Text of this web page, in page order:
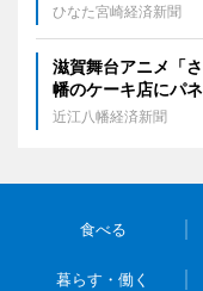
ひなた宮崎経済新聞
滋賀舞台アニメ「
幡のケーキ店にパ
近江八幡経済新聞
食べる
暮らす・働く